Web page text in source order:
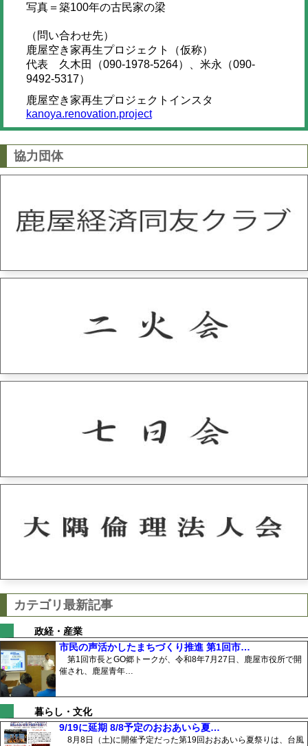
写真＝築100年の古民家の梁
（問い合わせ先）
鹿屋空き家再生プロジェクト（仮称）
代表 久木田（090-1978-5264）、米永（090-
9492-5317）
鹿屋空き家再生プロジェクトインスタ
kanoya.renovation.project
協力団体
カテゴリ最新記事
政経・産業
市民の声活かしたまちづくり推進 第1回市…
第1回市長とGO郷トークが、令和8年7月27日、鹿屋市役所で開
催され、鹿屋青年…
暮らし・文化
9/19に延期 8/8予定のおおあいら夏…
8月8日（土)に開催予定だった第19回おおあいら夏祭りは、台風